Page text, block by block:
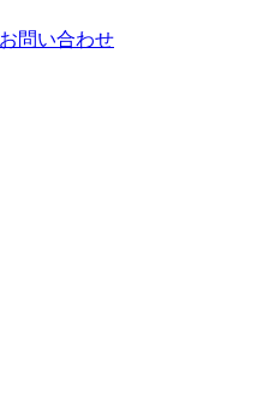
お問い合わせ